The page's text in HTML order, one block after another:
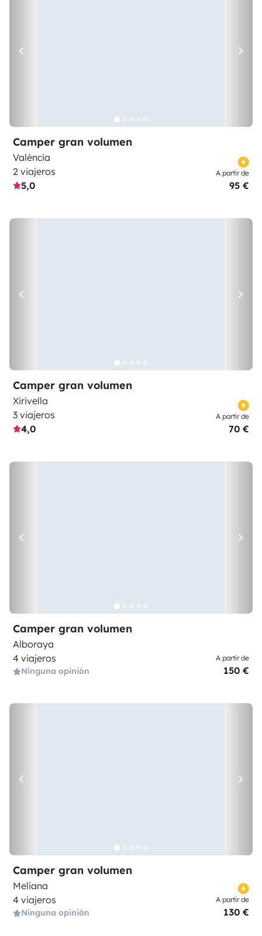
Camper gran volumen
València
2 viajeros
5,0
A partir de
95 €
Camper gran volumen
Xirivella
3 viajeros
4,0
A partir de
70 €
Camper gran volumen
Alboraya
4 viajeros
Ninguna opinión
A partir de
150 €
Camper gran volumen
Meliana
4 viajeros
Ninguna opinión
A partir de
130 €